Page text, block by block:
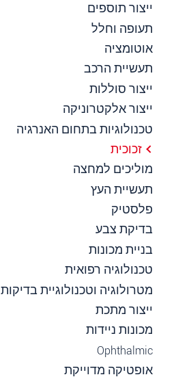
ייצור תוספים
תעופה וחלל
אוטומציה
תעשיית הרכב
ייצור סוללות
ייצור אלקטרוניקה
טכנולוגיות בתחום האנרגיה
זכוכית
מוליכים למחצה
תעשיית העץ
פלסטיק
בדיקת צבע
בניית מכונות
טכנולוגיה רפואית
מטרולוגיה וטכנולוגיית בדיקות
ייצור מתכת
מכונות ניידות
Ophthalmic
אופטיקה מדוייקת